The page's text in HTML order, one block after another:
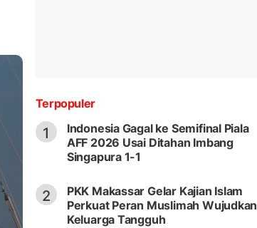
Terpopuler
1
Indonesia Gagal ke Semifinal Piala
AFF 2026 Usai Ditahan Imbang
Singapura 1-1
2
PKK Makassar Gelar Kajian Islam
Perkuat Peran Muslimah Wujudkan
Keluarga Tangguh